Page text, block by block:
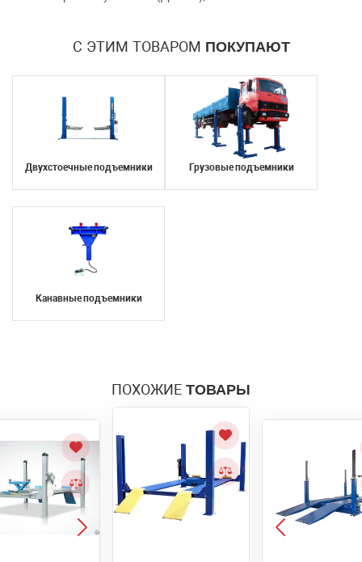
С ЭТИМ ТОВАРОМ ПОКУПАЮТ
Двухстоечные подъемники Грузовые подъемники
Канавные подъемники
ПОХОЖИЕ ТОВАРЫ